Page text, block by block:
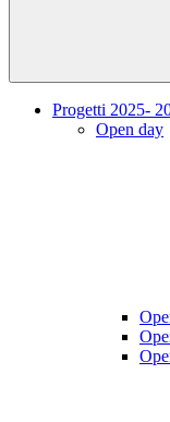
Progetti 2025-
Open day